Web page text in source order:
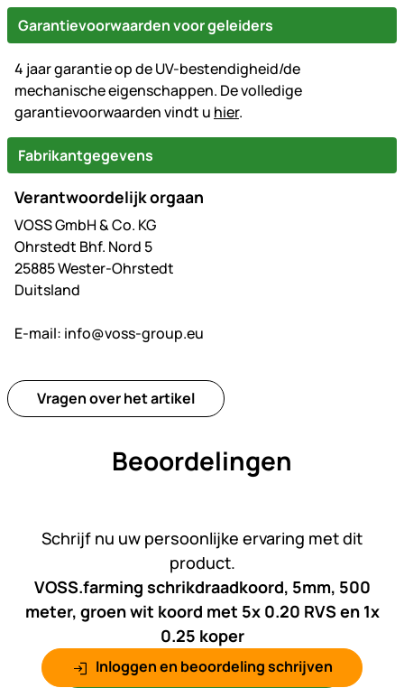
Garantievoorwaarden voor geleiders
4 jaar garantie op de UV-bestendigheid/de
mechanische eigenschappen. De volledige
garantievoorwaarden vindt u hier.
Fabrikantgegevens
Verantwoordelijk orgaan
VOSS GmbH & Co. KG
Ohrstedt Bhf. Nord 5
25885 Wester-Ohrstedt
Duitsland
E-mail: info@voss-group.eu
Vragen over het artikel
Beoordelingen
Schrijf nu uw persoonlijke ervaring met dit
product.
VOSS.farming schrikdraadkoord, 5mm, 500
meter, groen wit koord met 5x 0.20 RVS en 1x
0.25 koper
Inloggen en beoordeling schrijven